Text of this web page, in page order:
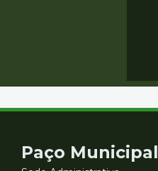
Contato
Paço Municipal